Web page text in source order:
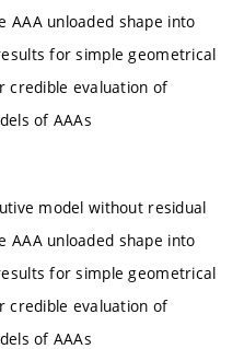
AAA unloaded shape into
for simple geometrical
credible evaluation of
of AAAs
model without residual
AAA unloaded shape into
for simple geometrical
credible evaluation of
of AAAs